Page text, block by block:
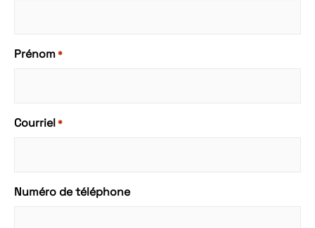
Prénom*
Courriel*
Numéro de téléphone